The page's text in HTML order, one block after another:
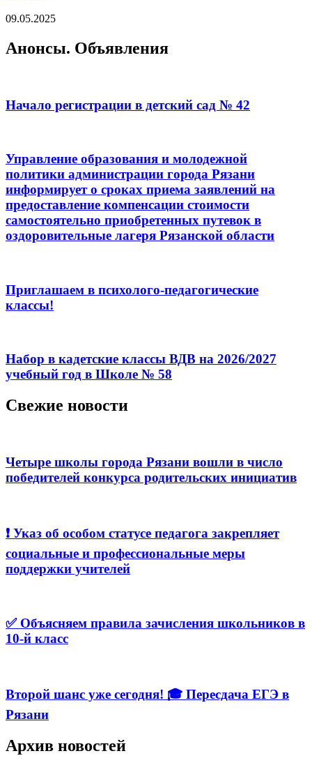
09.05.2025
Анонсы. Объявления
Начало регистрации в детский сад № 42
Управление образования и молодежной
политики администрации города Рязани
информирует о сроках приема заявлений на
предоставление компенсации стоимости
самостоятельно приобретенных путевок в
оздоровительные лагеря Рязанской области
Приглашаем в психолого-педагогические
классы!
Набор в кадетские классы ВДВ на 2026/2027
учебный год в Школе № 58
Свежие новости
Четыре школы города Рязани вошли в число
победителей конкурса родительских инициатив
❗️ Указ об особом статусе педагога закрепляет
социальные и профессиональные меры
поддержки учителей
✅ Объясняем правила зачисления школьников в
10-й класс
Второй шанс уже сегодня! 🎓 Пересдача ЕГЭ в
Рязани
Архив новостей